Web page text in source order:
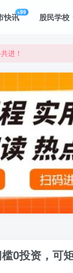
快讯+99 股民学校
进！
进！
网优质VIP资源，炒
0投资，可